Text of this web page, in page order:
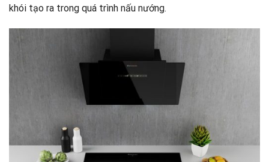
khói tạo ra trong quá trình nấu nướng.